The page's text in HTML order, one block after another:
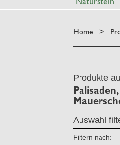
Home >
Produkte
Auswahl
Filtern nach: